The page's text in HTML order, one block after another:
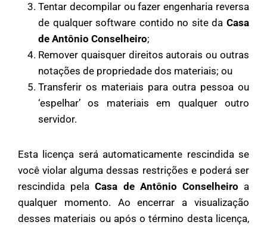
Tentar decompilar ou fazer engenharia reversa
de qualquer software contido no site da Casa
de Antônio Conselheiro;
Remover quaisquer direitos autorais ou outras
notações de propriedade dos materiais; ou
Transferir os materiais para outra pessoa ou
‘espelhar’ os materiais em qualquer outro
servidor.
Esta licença será automaticamente rescindida se
você violar alguma dessas restrições e poderá ser
rescindida pelaCasa de Antônio Conselheiro a
qualquer momento. Ao encerrar a visualização
desses materiais ou após o término desta licença,